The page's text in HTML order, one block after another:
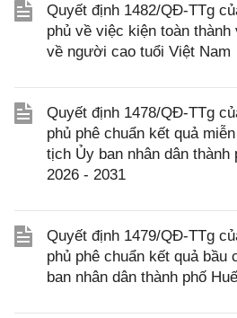
Quyết định 1482/QĐ-TTg
phủ về việc kiện toàn
về người cao tuổi Việt Nam
Quyết định 1478/QĐ-TTg
phủ phê chuẩn kết quả
tịch Ủy ban nhân dân thành
2026 - 2031
Quyết định 1479/QĐ-TTg
phủ phê chuẩn kết quả
ban nhân dân thành phố